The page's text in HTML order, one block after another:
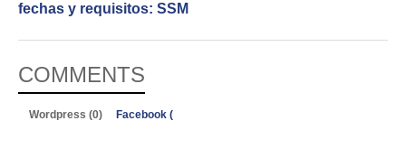
fechas y requisitos: SSM
COMMENTS
Wordpress (0) Facebook (